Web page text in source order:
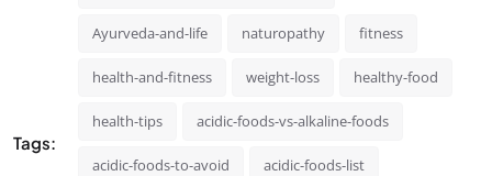
Tags:
Ayurveda-and-life naturopathy fitness
health-and-fitness weight-loss healthy-food
health-tips acidic-foods-vs-alkaline-foods
acidic-foods-to-avoid acidic-foods-list